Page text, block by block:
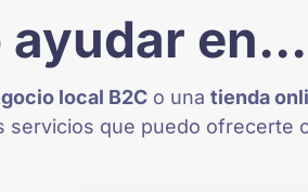
ayudar en...
local B2C o una tienda
servicios que puedo ofrecerte